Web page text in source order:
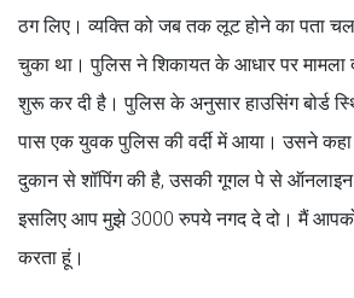
ठग लिए। व्यक्ति को जब तक लूट होने का पता
चुका था। पुलिस ने शिकायत के आधार पर मामला
शुरू कर दी है। पुलिस के अनुसार हाउसिंग बोर्ड
पास एक युवक पुलिस की वर्दी में आया। उसने
दुकान से शॉपिंग की है, उसकी गूगल पे से ऑनलाइन
इसलिए आप मुझे 3000 रुपये नगद दे दो। मैं
करता हूं।